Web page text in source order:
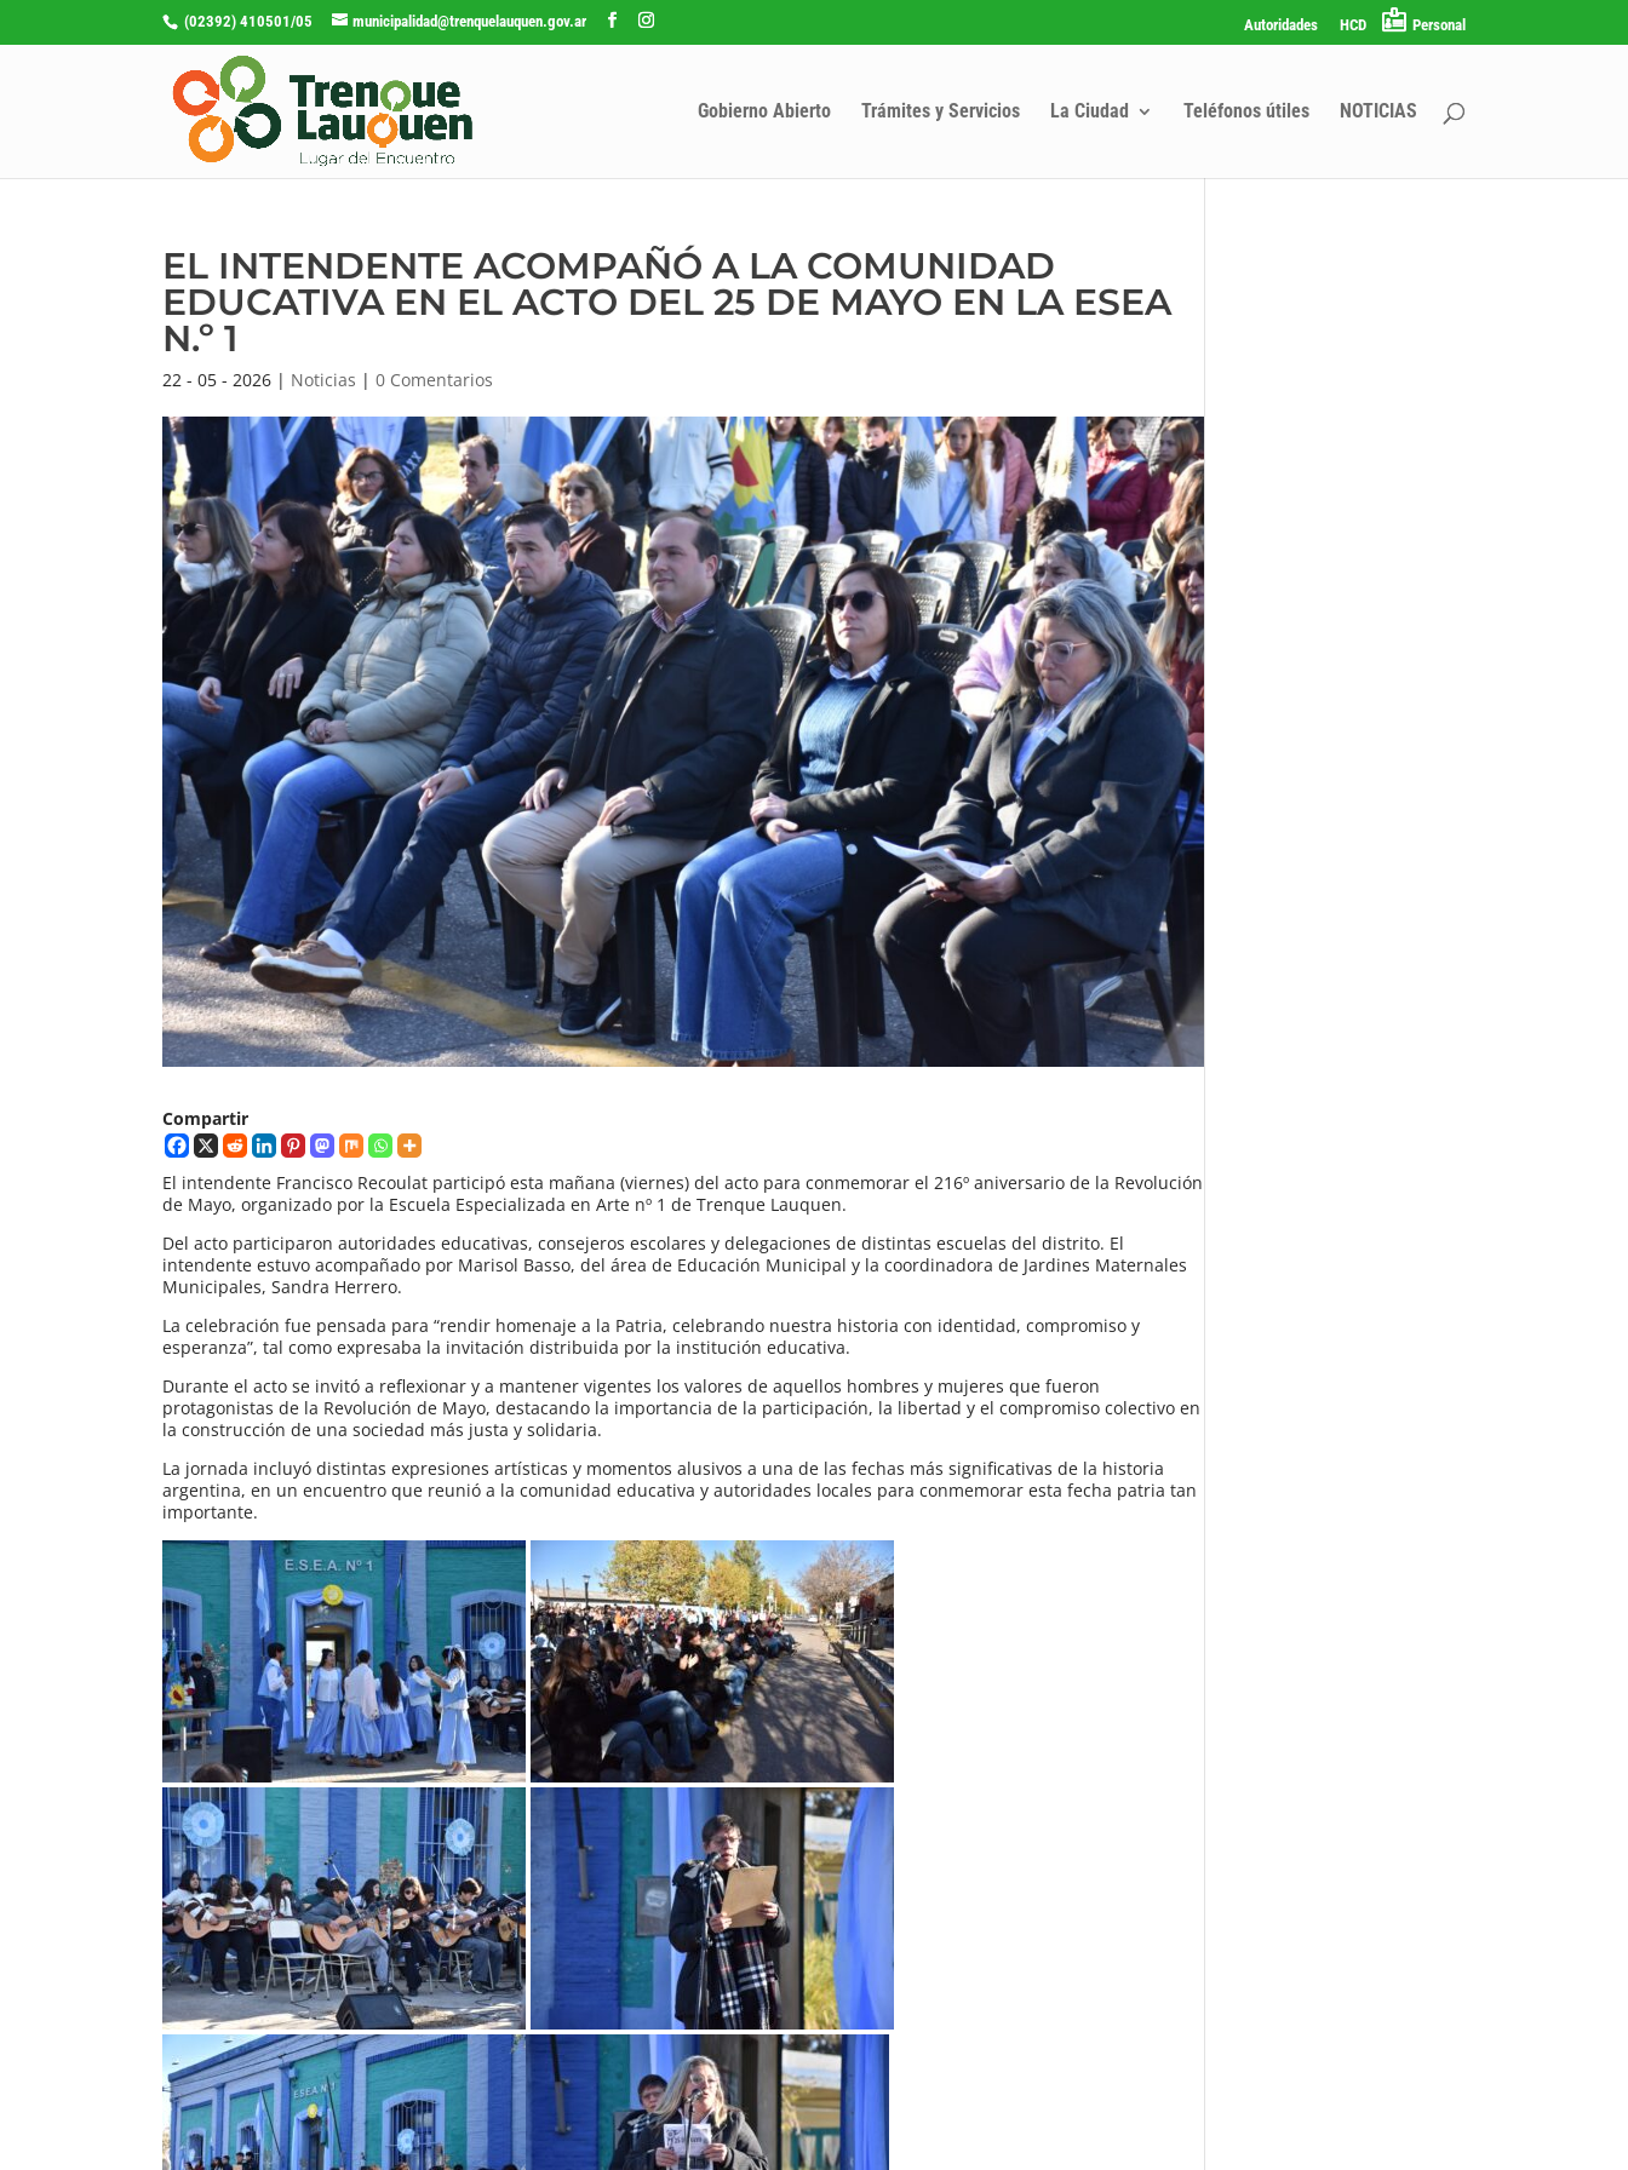
(02392) 410501/05 municipalidad@trenquelauquen.gov.ar Autoridades HCD Personal
Gobierno Abierto Trámites y Servicios La Ciudad Teléfonos útiles NOTICIAS
EL INTENDENTE ACOMPAÑÓ A LA COMUNIDAD
EDUCATIVA EN EL ACTO DEL 25 DE MAYO EN LA ESEA
N.º 1
22 - 05 - 2026 | Noticias |0 Comentarios
Compartir
El intendente Francisco Recoulat participó esta mañana (viernes) del acto para conmemorar el 216º aniversario de la Revolución
de Mayo, organizado por la Escuela Especializada en Arte nº 1 de Trenque Lauquen.
Del acto participaron autoridades educativas, consejeros escolares y delegaciones de distintas escuelas del distrito. El
intendente estuvo acompañado por Marisol Basso, del área de Educación Municipal y la coordinadora de Jardines Maternales
Municipales, Sandra Herrero.
La celebración fue pensada para “rendir homenaje a la Patria, celebrando nuestra historia con identidad, compromiso y
esperanza”, tal como expresaba la invitación distribuida por la institución educativa.
Durante el acto se invitó a reflexionar y a mantener vigentes los valores de aquellos hombres y mujeres que fueron
protagonistas de la Revolución de Mayo, destacando la importancia de la participación, la libertad y el compromiso colectivo en
la construcción de una sociedad más justa y solidaria.
La jornada incluyó distintas expresiones artísticas y momentos alusivos a una de las fechas más significativas de la historia
argentina, en un encuentro que reunió a la comunidad educativa y autoridades locales para conmemorar esta fecha patria tan
importante.